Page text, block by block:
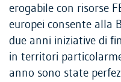
erogabile con risorse
europei consente alla
due anni iniziative di
in territori
anno sono state